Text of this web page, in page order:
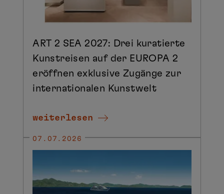
ART 2 SEA 2027: Drei kuratierte
Kunstreisen auf der EUROPA 2
eröffnen exklusive Zugänge zur
internationalen Kunstwelt
weiterlesen
07.07.2026